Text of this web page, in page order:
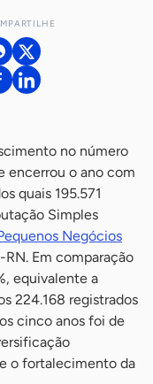
no número
encerrou o ano com
quais 195.571
Simples
Negócios
Em comparação
equivalente a
224.168 registrados
cinco anos foi de
o fortalecimento da